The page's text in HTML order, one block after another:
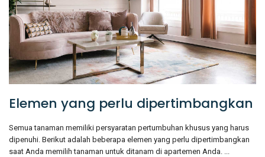
Elemen yang perlu dipertimbangkan
Semua tanaman memiliki persyaratan pertumbuhan khusus yang harus
dipenuhi. Berikut adalah beberapa elemen yang perlu dipertimbangkan
saat Anda memilih tanaman untuk ditanam di apartemen Anda. ...